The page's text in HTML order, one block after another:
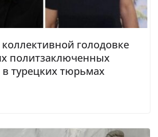
голодовке
политзаключенных
турецких тюрьмах